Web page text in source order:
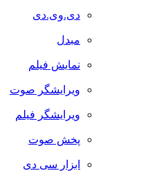
دی.وی.دی
مبدل
نمایش فیلم
ویرایشگر صوت
ویرایشگر فیلم
پخش صوت
ابزار سی دی